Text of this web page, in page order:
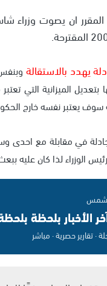
يهدد بالاستقالة
بتعديل الميزانية التي
سوف يعتبر نفسه خارج
في مقابلة مع احدى وسائل
الوزراء لذا كان عليه
الأخبار بلحظة
· تقارير حصرية · مباشر